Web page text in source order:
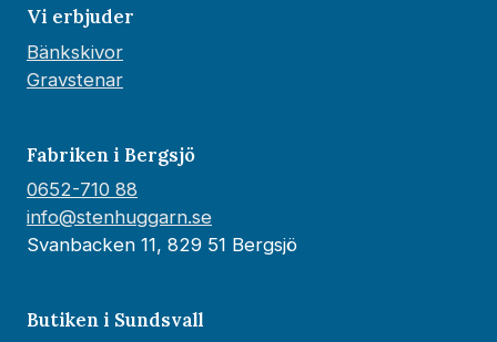
Vi erbjuder
Bänkskivor
Gravstenar
Fabriken i Bergsjö
0652-710 88
info@stenhuggarn.se
Svanbacken 11, 829 51 Bergsjö
Butiken i Sundsvall